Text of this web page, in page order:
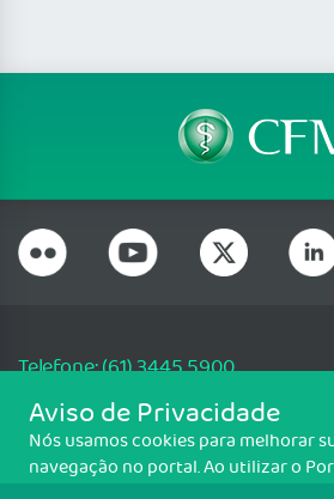
Telefone: (61) 3445 5900
Email: cfm@portalmedico.org.br
SGAS 616, Conjunto D, Lote 115, L2 Sul,
CNPJ: 33.583.550/0001-30
Aviso de Privacidade
Nós usamos cookies para melhorar
navegação no portal. Ao utilizar o